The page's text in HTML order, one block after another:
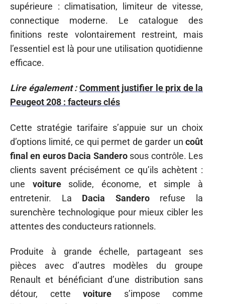
supérieure : climatisation, limiteur de vitesse,
connectique moderne. Le catalogue des
finitions reste volontairement restreint, mais
l’essentiel est là pour une utilisation quotidienne
efficace.
Lire également : Comment justifier le prix de la
Peugeot 208 : facteurs clés
Cette stratégie tarifaire s’appuie sur un choix
d’options limité, ce qui permet de garder un coût
final en euros Dacia Sanderosous contrôle. Les
clients savent précisément ce qu’ils achètent :
une voituresolide, économe, et simple à
entretenir. La Dacia Sanderorefuse la
surenchère technologique pour mieux cibler les
attentes des conducteurs rationnels.
Produite à grande échelle, partageant ses
pièces avec d’autres modèles du groupe
Renault et bénéficiant d’une distribution sans
détour, cette voiture s’impose comme